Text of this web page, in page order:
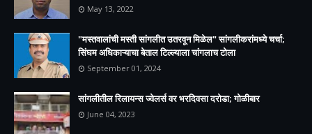
May 13, 2022
"मस्तवालांची मस्ती सांगलीत उतरवून मिळेल" सांगलीकरांमध्ये चर्चा;
सिंघम अधिकाऱ्याचा बेताल टिल्ल्याला चांगलाच टोला
September 01, 2024
सांगलीतील रिलायन्स ज्वेलर्स वर भरदिवसा दरोडा; गोळीबार
June 04, 2023